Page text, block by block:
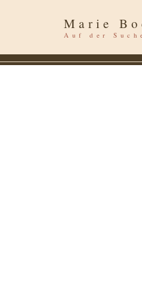
Marie
Auf der